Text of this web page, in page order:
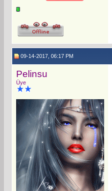
09-14-2017, 06:17 PM
Pelinsu
Üye